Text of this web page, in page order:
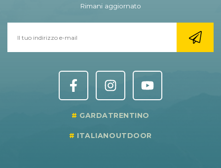
Rimani aggiornato
GARDATRENTINO
ITALIANOUTDOOR